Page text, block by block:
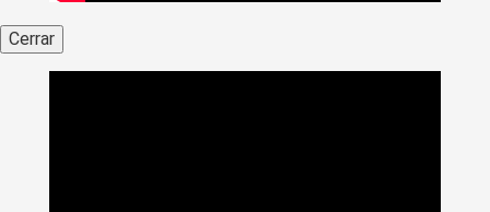
Cerrar